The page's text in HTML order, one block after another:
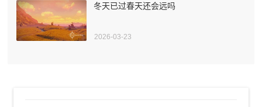
冬天已过春天还会远吗
2026-03-23